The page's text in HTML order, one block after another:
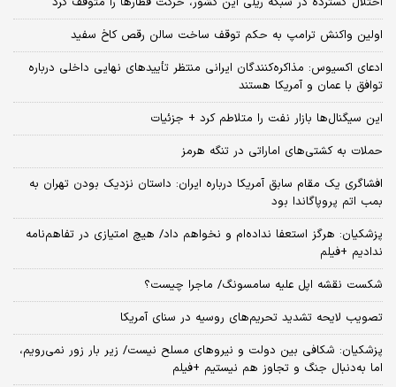
اولین واکنش ترامپ به حکم توقف ساخت سالن رقص کاخ سفید
ادعای اکسیوس: مذاکره‌کنندگان ایرانی منتظر تأییدهای نهایی داخلی درباره
توافق با عمان و آمریکا هستند
این سیگنال‌ها بازار نفت را متلاطم کرد + جزئیات
حملات به کشتی‌های اماراتی در تنگه هرمز
افشاگری یک مقام سابق آمریکا درباره ایران: داستان نزدیک بودن تهران به
بمب اتم پروپاگاندا بود
پزشکیان: هرگز استعفا نداده‌ام و نخواهم داد/ هیچ امتیازی در تفاهم‌نامه
ندادیم +فیلم
شکست نقشه اپل علیه سامسونگ/ ماجرا چیست؟
تصویب لایحه تشدید تحریم‌های روسیه در سنای آمریکا
پزشکیان: شکافی بین دولت و نیروهای مسلح نیست/ زیر بار زور نمی‌رویم،
اما به‌دنبال جنگ و تجاوز هم نیستیم +فیلم